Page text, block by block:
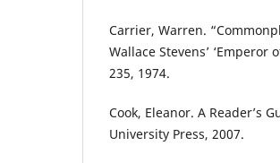
Carrier, Warren.
Wallace Stevens’ ‘Emperor
235, 1974.
Cook, Eleanor. A Reader’s
University Press, 2007.